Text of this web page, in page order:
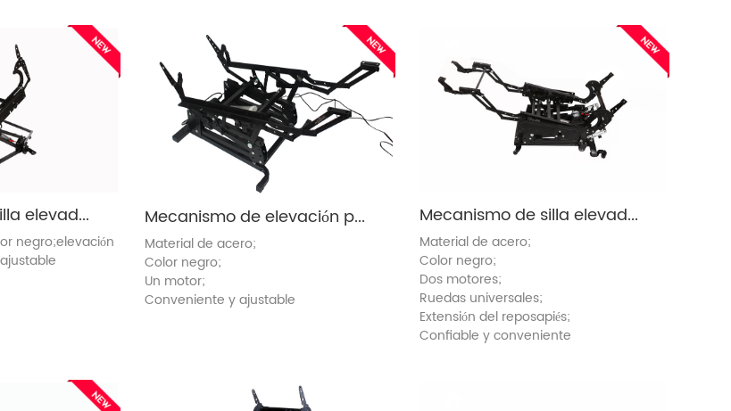
Mecanismo de silla elevadora en venta (8070-L)
negro;elevación
Mecanismo de elevación para silla (ZH8070-GJ)
Material de acero;
Color negro;
Un motor;
Conveniente y ajustable
Mecanismo de silla elevadora médica (ZH8071A-L)
Material de acero;
Color negro;
Dos motores;
Ruedas universales;
Extensión del reposapiés;
Confiable y conveniente